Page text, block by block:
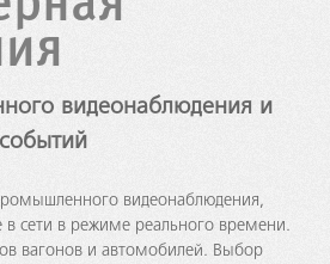
видеонаблюдения и
видеонаблюдения,
сети в режиме реального времени.
вагонов и автомобилей. Выбор